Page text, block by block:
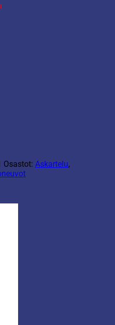
Osastot: Askartelu,